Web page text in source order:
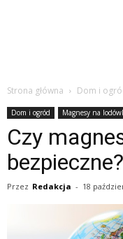
Strona główna Dom i
Dom i ogród Magnesy na
Czy
bezpieczne?
Przez Redakcja - 18